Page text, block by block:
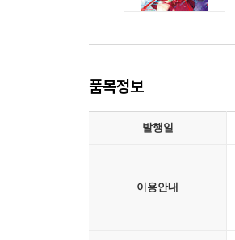
품목정보
발행일
이용안내